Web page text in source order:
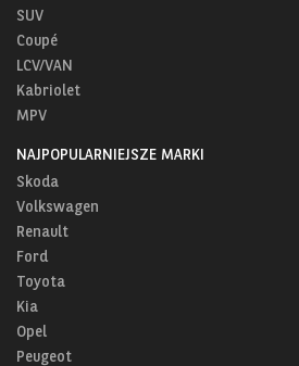
SUV
Coupé
LCV/VAN
Kabriolet
MPV
NAJPOPULARNIEJSZE MARKI
Skoda
Volkswagen
Renault
Ford
Toyota
Kia
Opel
Peugeot